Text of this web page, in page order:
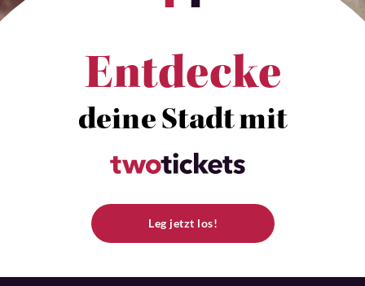
Entdecke
deine Stadt mit
Leg jetzt los!